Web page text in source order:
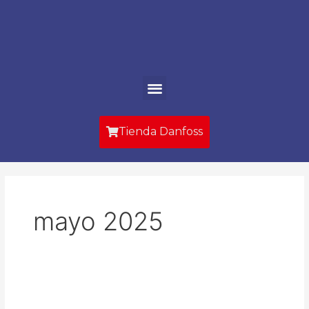
Menu
Tienda Danfoss
mayo 2025